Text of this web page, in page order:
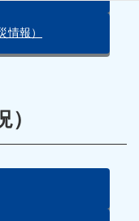
情報）